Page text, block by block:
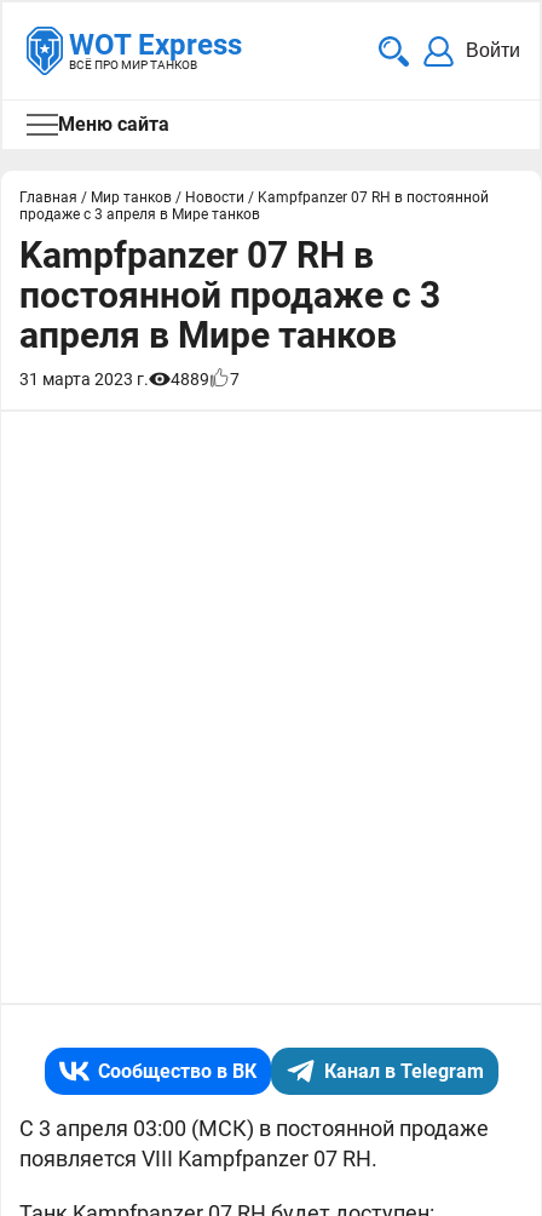
WOT Express
ВСЁ ПРО МИР ТАНКОВ
Войти
Меню сайта
Главная / Мир танков / Новости / Kampfpanzer 07 RH в постоянной
продаже с 3 апреля в Мире танков
Kampfpanzer 07 RH в
постоянной продаже с 3
апреля в Мире танков
31 марта 2023 г. 4889 7
Сообщество в ВК Канал в Telegram
С 3 апреля 03:00 (МСК) в постоянной продаже
появляется VIII Kampfpanzer 07 RH.